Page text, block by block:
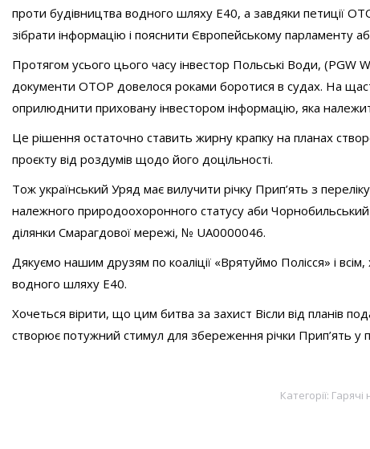
проти будівництва водного шляху E40, а завдяки петиції
зібрати інформацію і пояснити Європейському парламенту
Протягом усього цього часу інвестор Польські Води, (PGW
документи OTOP довелося роками боротися в судах. На
оприлюднити приховану інвестором інформацію, яка
Це рішення остаточно ставить жирну крапку на планах
проєкту від роздумів щодо його доцільності.
Тож український Уряд має вилучити річку Прип’ять з
належного природоохоронного статусу аби Чорнобильський
ділянки Смарагдової мережі, № UA0000046.
Дякуємо нашим друзям по коаліції «Врятуймо Полісся» і
водного шляху Е40.
Хочеться вірити, що цим битва за захист Вісли від планів
створює потужний стимул для збереження річки Прип’ять у
Категорії: Гарячі